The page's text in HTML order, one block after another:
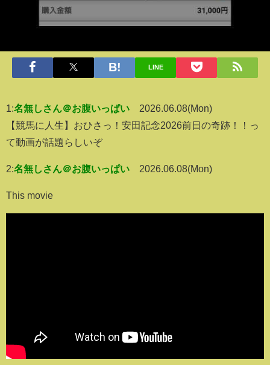
LINE
1:名無しさん＠お腹いっぱい
2026.06.08(Mon)
【競馬に人生】おひさっ！安田記念2026前日の奇跡！！っ
て動画が話題らしいぞ
2:名無しさん＠お腹いっぱい 2026.06.08(Mon)
This movie